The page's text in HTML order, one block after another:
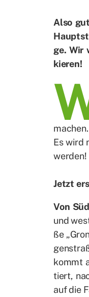
Also
ge. Wir
kie­ren!
Es wird
wer­den!
Jetzt
Von
und
ße
kommt
tiert,
auf die